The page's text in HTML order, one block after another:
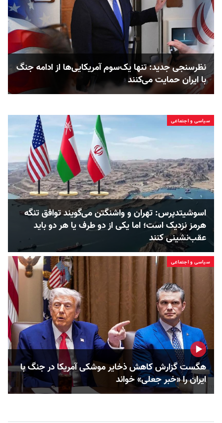
نظرسنجی جدید: تنها یک‌سوم آمریکایی‌ها از ادامه جنگ
با ایران حمایت می‌کنند
سیاسی و اجتماعی
اسوشیتدپرس: تهران و واشنگتن می‌گویند توافق تنگه
هرمز نزدیک است؛ اما یکی از دو طرف یا هر دو باید
عقب‌نشینی کنند
سیاسی و اجتماعی
هگست گزارش کاهش ذخایر موشکی آمریکا در جنگ با
ایران را «خبر جعلی» خواند